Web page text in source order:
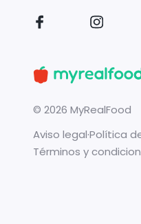
© 2026 MyRealFood
Aviso legal·Política
Términos y